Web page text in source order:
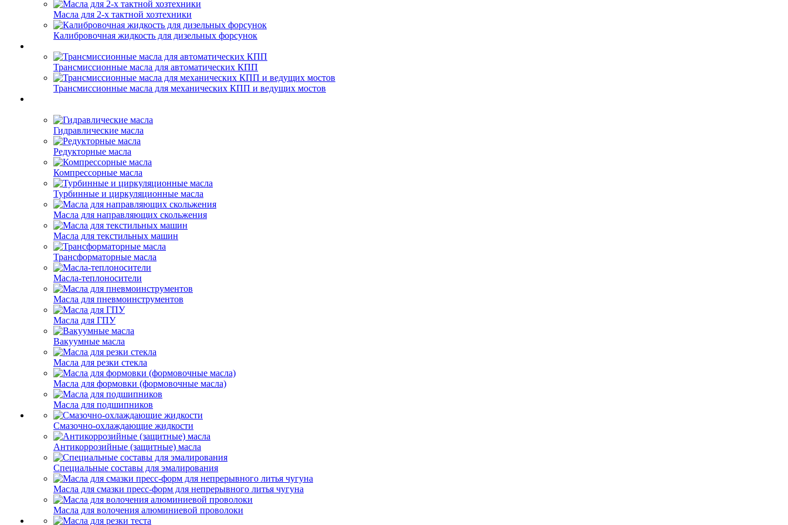
Масла для 2-х тактной хозтехники
Калибровочная жидкость для дизельных форсунок
Трансмиссионные масла для автоматических КПП
Трансмиссионные масла для механических КПП и ведущих мостов
Гидравлические масла
Редукторные масла
Компрессорные масла
Турбинные и циркуляционные масла
Масла для направляющих скольжения
Масла для текстильных машин
Трансформаторные масла
Масла-теплоносители
Масла для пневмоинструментов
Масла для ГПУ
Вакуумные масла
Масла для резки стекла
Масла для формовки (формовочные масла)
Масла для подшипников
Смазочно-охлаждающие жидкости
Антикоррозийные (защитные) масла
Специальные составы для эмалирования
Масла для смазки пресс-форм для непрерывного литья чугуна
Масла для волочения алюминиевой проволоки